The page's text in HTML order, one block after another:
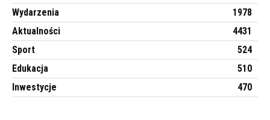
Wydarzenia
1978
Aktualności
4431
Sport
524
Edukacja
510
Inwestycje
470